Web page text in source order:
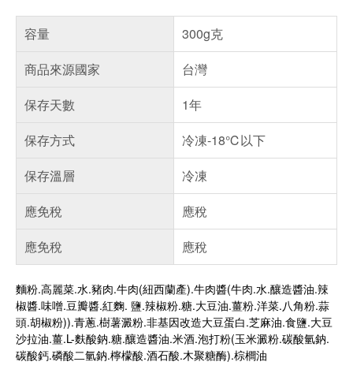
容量
300g克
商品來源國家
台灣
保存天數
1年
保存方式
冷凍-18℃以下
保存溫層
冷凍
應免稅
應稅
應免稅
應稅
麵粉.高麗菜.水.豬肉.牛肉(紐西蘭產).牛肉醬(牛肉.水.釀造醬油.辣
椒醬.味噌.豆瓣醬.紅麴. 鹽.辣椒粉.糖.大豆油.薑粉.洋菜.八角粉.蒜
頭.胡椒粉)).青蔥.樹薯澱粉.非基因改造大豆蛋白.芝麻油.食鹽.大豆
沙拉油.薑.L-麩酸鈉.糖.釀造醬油.米酒.泡打粉(玉米澱粉.碳酸氫鈉.
碳酸鈣.磷酸二氫鈉.檸檬酸.酒石酸.木聚糖酶).棕櫚油